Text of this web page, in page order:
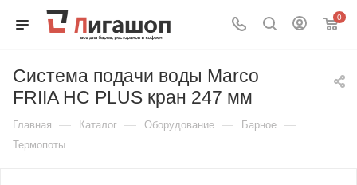
0
Система подачи воды Marco
FRIIA НС PLUS кран 247 мм
Главная — Каталог — Оборудование — Барное —
Термопоты